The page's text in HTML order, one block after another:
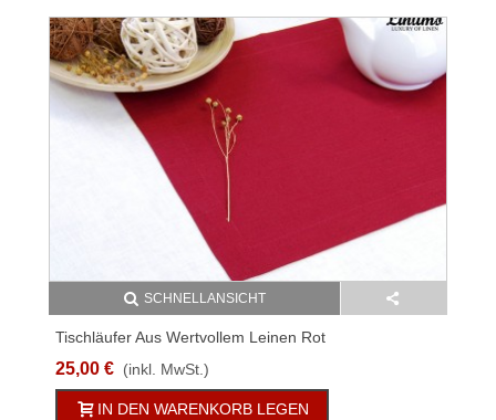
SCHNELLANSICHT
Tischläufer Aus Wertvollem Leinen Rot
25,00 € (inkl. MwSt.)
IN DEN WARENKORB LEGEN